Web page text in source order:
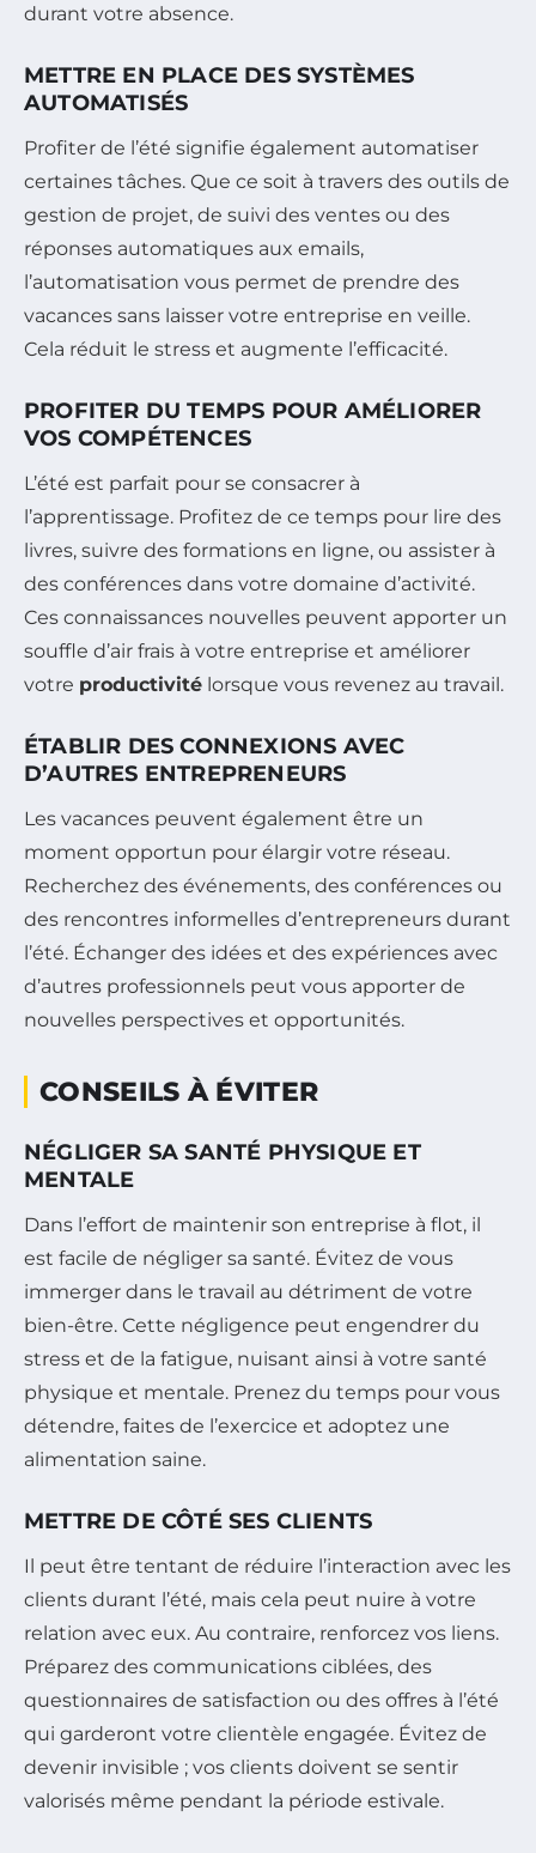
durant votre absence.
METTRE EN PLACE DES SYSTÈMES
AUTOMATISÉS
Profiter de l’été signifie également automatiser
certaines tâches. Que ce soit à travers des outils de
gestion de projet, de suivi des ventes ou des
réponses automatiques aux emails,
l’automatisation vous permet de prendre des
vacances sans laisser votre entreprise en veille.
Cela réduit le stress et augmente l’efficacité.
PROFITER DU TEMPS POUR AMÉLIORER
VOS COMPÉTENCES
L’été est parfait pour se consacrer à
l’apprentissage. Profitez de ce temps pour lire des
livres, suivre des formations en ligne, ou assister à
des conférences dans votre domaine d’activité.
Ces connaissances nouvelles peuvent apporter un
souffle d’air frais à votre entreprise et améliorer
votre productivité lorsque vous revenez au travail.
ÉTABLIR DES CONNEXIONS AVEC
D’AUTRES ENTREPRENEURS
Les vacances peuvent également être un
moment opportun pour élargir votre réseau.
Recherchez des événements, des conférences ou
des rencontres informelles d’entrepreneurs durant
l’été. Échanger des idées et des expériences avec
d’autres professionnels peut vous apporter de
nouvelles perspectives et opportunités.
CONSEILS À ÉVITER
NÉGLIGER SA SANTÉ PHYSIQUE ET
MENTALE
Dans l’effort de maintenir son entreprise à flot, il
est facile de négliger sa santé. Évitez de vous
immerger dans le travail au détriment de votre
bien-être. Cette négligence peut engendrer du
stress et de la fatigue, nuisant ainsi à votre santé
physique et mentale. Prenez du temps pour vous
détendre, faites de l’exercice et adoptez une
alimentation saine.
METTRE DE CÔTÉ SES CLIENTS
Il peut être tentant de réduire l’interaction avec les
clients durant l’été, mais cela peut nuire à votre
relation avec eux. Au contraire, renforcez vos liens.
Préparez des communications ciblées, des
questionnaires de satisfaction ou des offres à l’été
qui garderont votre clientèle engagée. Évitez de
devenir invisible ; vos clients doivent se sentir
valorisés même pendant la période estivale.